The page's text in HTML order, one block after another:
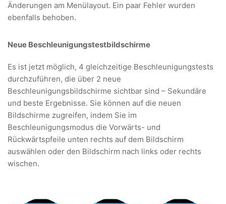
Änderungen am Menülayout. Ein paar Fehler wurden
ebenfalls behoben.
Neue Beschleunigungstestbildschirme
Es ist jetzt möglich, 4 gleichzeitige Beschleunigungstests
durchzuführen, die über 2 neue
Beschleunigungsbildschirme sichtbar sind – Sekundäre
und beste Ergebnisse. Sie können auf die neuen
Bildschirme zugreifen, indem Sie im
Beschleunigungsmodus die Vorwärts- und
Rückwärtspfeile unten rechts auf dem Bildschirm
auswählen oder den Bildschirm nach links oder rechts
wischen.